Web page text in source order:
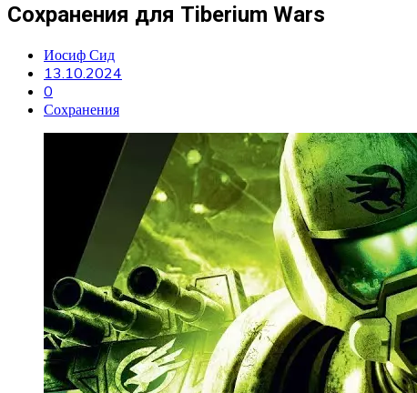
Сохранения для Tiberium Wars
Иосиф Сид
13.10.2024
0
Сохранения